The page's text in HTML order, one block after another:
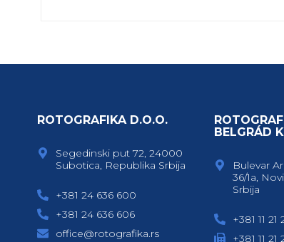
ROTOGRAFIKA D.O.O.
Segedinski put 72, 24000
Subotica, Republika Srbija
+381 24 636 600
+381 24 636 606
office@rotografika.rs
BELGRÁD
Bulevar
36/1a,
Srbija
+381 11
+381 11 21